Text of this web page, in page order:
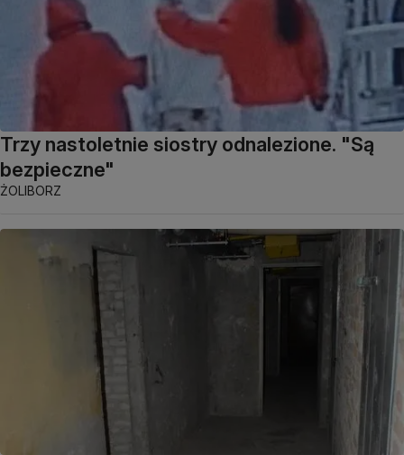
Trzy nastoletnie siostry odnalezione. "Są
bezpieczne"
ŻOLIBORZ